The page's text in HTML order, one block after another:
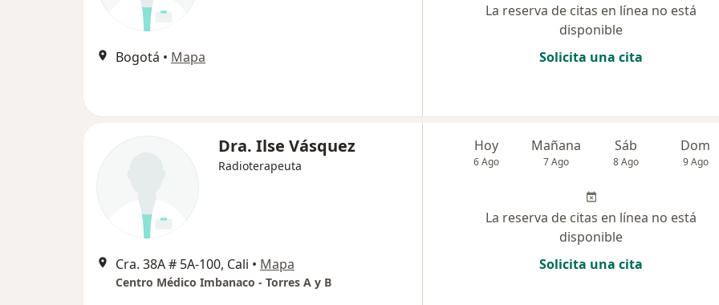
Bogotá • Mapa
La reserva de citas en línea no está
disponible
Solicita una cita
Dra. Ilse Vásquez
Radioterapeuta
Cra. 38A # 5A-100, Cali • Mapa
Centro Médico Imbanaco - Torres A y B
Hoy
6 Ago
Mañana
7 Ago
Sáb
8 Ago
Dom
9 Ago
La reserva de citas en línea no está
disponible
Solicita una cita